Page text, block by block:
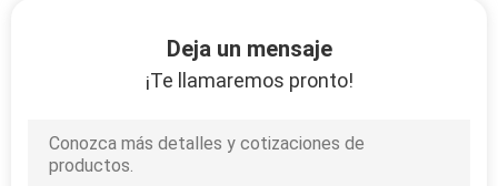
PRIVACIDAD
Deja un mensaje
¡Te llamaremos pronto!